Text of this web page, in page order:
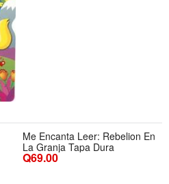
Me Encanta Leer: Rebelion En
La Granja Tapa Dura
Q69.00